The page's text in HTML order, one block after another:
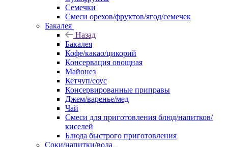
Семечки
Смеси орехов/фруктов/ягод/семечек
Бакалея
Назад
Бакалея
Кофе/какао/цикорий
Консервация овощная
Майонез
Кетчуп/соус
Консервированные приправы
Джем/варенье/мед
Чай
Смеси для приготовления блюд/напитков/
киселей
Блюда быстрого приготовления
Соки/напитки/вода